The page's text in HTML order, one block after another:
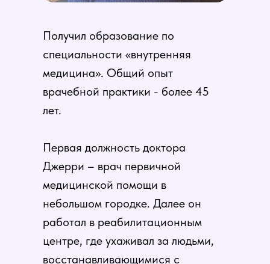
Получил образование по
специальности «внутренняя
медицина». Общий опыт
врачебной практики - более 45
лет.
Первая должность доктора
Джерри – врач первичной
медицинской помощи в
небольшом городке. Далее он
работал в реабилитационным
центре, где ухаживал за людьми,
восстанавливающимися с